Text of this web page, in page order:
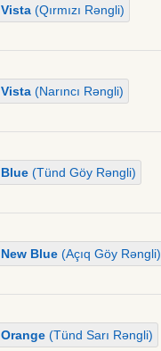
Vista(Qırmızı Rəngli)
Vista(Narıncı Rəngli)
Blue(Tünd Göy Rəngli)
New Blue(Açıq Göy Rəngli)
Orange(Tünd Sarı Rəngli)